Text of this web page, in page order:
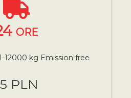
ORE
12000 kg Emission free
PLN